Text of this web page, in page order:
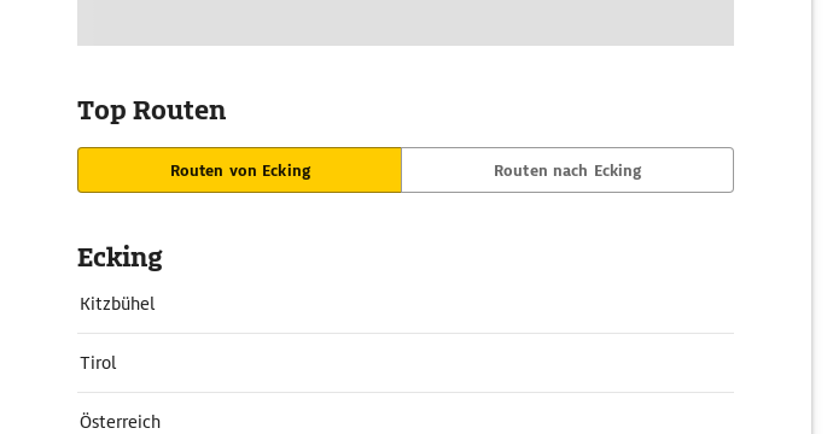
Top Routen
Routen von Ecking Routen nach Ecking
Ecking
Kitzbühel
Tirol
Österreich